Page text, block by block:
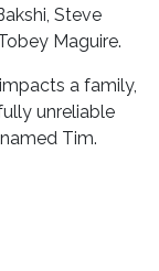
Steve
Maguire.
a family,
unreliable
Tim.